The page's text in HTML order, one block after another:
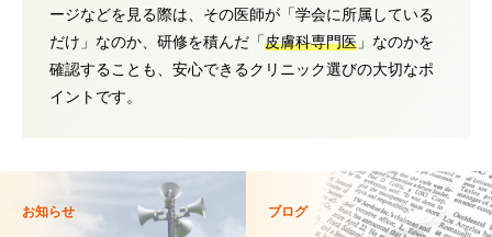
ージなどを見る際は、その医師が「学会に所属している
だけ」なのか、研修を積んだ「皮膚科専門医 」なのかを
確認することも、安心できるクリニック選びの大切なポ
イントです。
お知らせ ブログ